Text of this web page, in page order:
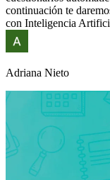
continuación te
con Inteligencia
Adriana Nieto